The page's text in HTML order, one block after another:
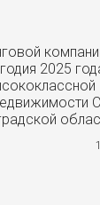
2025